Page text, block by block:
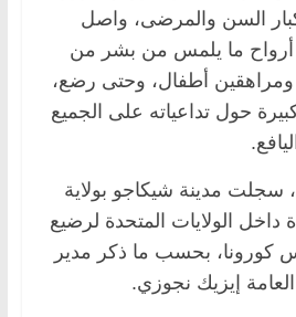
السن والمرضى، واصل
أرواح ما يلمس من بشر من
ومراهقين أطفال، وحتى رضع،
حول تداعياته على الجميع
سجلت مدينة شيكاجو بولاية
داخل الولايات المتحدة لرضيع
كورونا، بحسب ما ذكر مدير
إيزيك نجوزي.